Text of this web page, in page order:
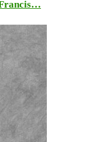
Francis…